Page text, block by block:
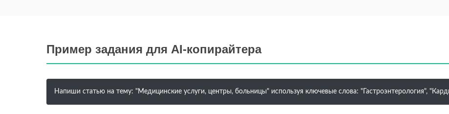
Пример задания для AI-копирайтера
Напиши статью на тему: "Медицинские услуги, центры, больницы" используя ключевые слова: "Гастроэнтерология",